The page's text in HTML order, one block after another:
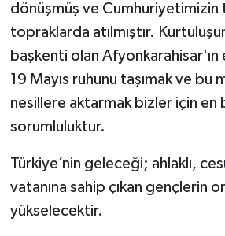
dönüşmüş ve Cumhuriyetimizin
topraklarda atılmıştır.
başkenti olan Afyonkarahisar'ın
19 Mayıs ruhunu taşımak ve bu
nesillere aktarmak bizler için en
sorumluluktur.
Türkiye’nin geleceği; ahlaklı,
vatanına sahip çıkan gençlerin
yükselecektir.